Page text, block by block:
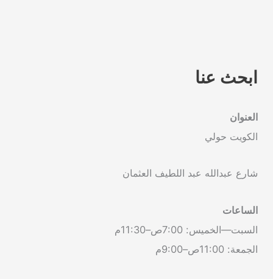
ابحث عنا
العنوان
الكويت حولي
شارع عبدالله عبد اللطيف العثمان
الساعات
السبت—الخميس: 7:00ص–11:30م
الجمعة: 11:00ص–9:00م